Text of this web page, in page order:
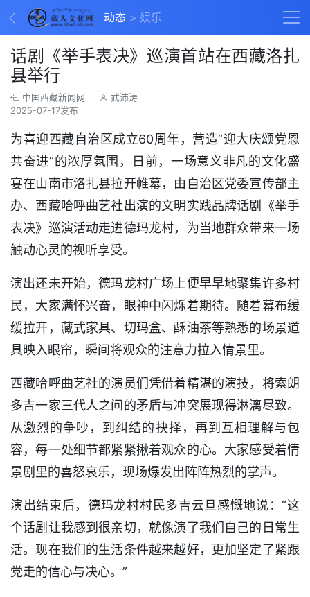
动态 娱乐
话剧《举手表决》巡演首站在西藏洛扎
县举行
中国西藏新闻网
武沛涛
2025-07-17发布
为喜迎西藏自治区成立60周年，营造“迎大庆颂党恩
共奋进”的浓厚氛围，日前，一场意义非凡的文化盛
宴在山南市洛扎县拉开帷幕，由自治区党委宣传部主
办、西藏哈呼曲艺社出演的文明实践品牌话剧《举手
表决》巡演活动走进德玛龙村，为当地群众带来一场
触动心灵的视听享受。
演出还未开始，德玛龙村广场上便早早地聚集许多村
民，大家满怀兴奋，眼神中闪烁着期待。随着幕布缓
缓拉开，藏式家具、切玛盒、酥油茶等熟悉的场景道
具映入眼帘，瞬间将观众的注意力拉入情景里。
西藏哈呼曲艺社的演员们凭借着精湛的演技，将索朗
多吉一家三代人之间的矛盾与冲突展现得淋漓尽致。
从激烈的争吵，到纠结的抉择，再到互相理解与包
容，每一处细节都紧紧揪着观众的心。大家感受着情
景剧里的喜怒哀乐，现场爆发出阵阵热烈的掌声。
演出结束后，德玛龙村村民多吉云旦感慨地说：“这
个话剧让我感到很亲切，就像演了我们自己的日常生
活。现在我们的生活条件越来越好，更加坚定了紧跟
党走的信心与决心。”